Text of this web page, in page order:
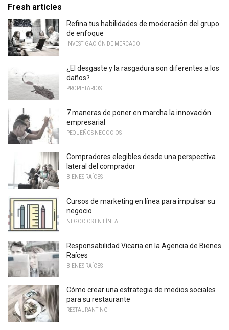
Fresh articles
Refina tus habilidades de moderación del grupo
de enfoque
INVESTIGACIÓN DE MERCADO
¿El desgaste y la rasgadura son diferentes a los
daños?
PROPIETARIOS
7 maneras de poner en marcha la innovación
empresarial
PEQUEÑOS NEGOCIOS
Compradores elegibles desde una perspectiva
lateral del comprador
BIENES RAÍCES
Cursos de marketing en línea para impulsar su
negocio
NEGOCIOS EN LÍNEA
Responsabilidad Vicaria en la Agencia de Bienes
Raíces
BIENES RAÍCES
Cómo crear una estrategia de medios sociales
para su restaurante
RESTAURANTING